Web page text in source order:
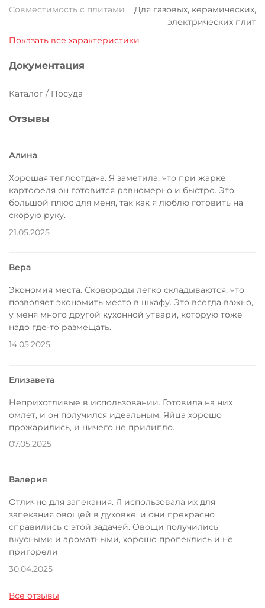
Совместимость с плитами
Для газовых, керамических,
электрических плит
Показать все характеристики
Документация
Каталог / Посуда
Отзывы
Алина
Хорошая теплоотдача. Я заметила, что при жарке
картофеля он готовится равномерно и быстро. Это
большой плюс для меня, так как я люблю готовить на
скорую руку.
21.05.2025
Вера
Экономия места. Сковороды легко складываются, что
позволяет экономить место в шкафу. Это всегда важно,
у меня много другой кухонной утвари, которую тоже
надо где-то размещать.
14.05.2025
Елизавета
Неприхотливые в использовании. Готовила на них
омлет, и он получился идеальным. Яйца хорошо
прожарились, и ничего не прилипло.
07.05.2025
Валерия
Отлично для запекания. Я использовала их для
запекания овощей в духовке, и они прекрасно
справились с этой задачей. Овощи получились
вкусными и ароматными, хорошо пропеклись и не
пригорели
30.04.2025
Все отзывы